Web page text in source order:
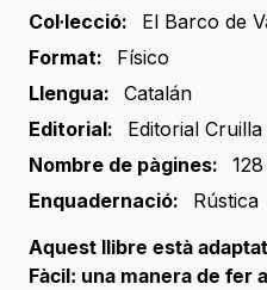
Col·lecció:
El Barco de
Format:
Físico
Llengua:
Catalán
Editorial:
Editorial
Nombre de pàgines:
128
Enquadernació:
Rústica
Aquest llibre està
Fàcil: una manera de fer